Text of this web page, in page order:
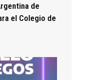
de
el Colegio de